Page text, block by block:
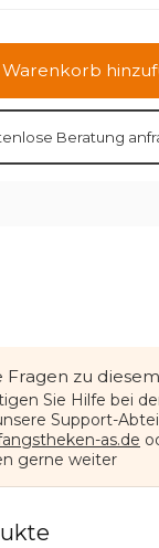
Beratung
Fragen zu
Sie Hilfe bei
Support-
as.de
gerne weiter